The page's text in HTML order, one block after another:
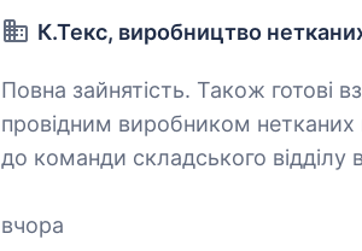
К.Текс, виробництво
Повна зайнятість. Також готові взяти студента.
провідним виробником нетканих
до команди складського відділу
вчора